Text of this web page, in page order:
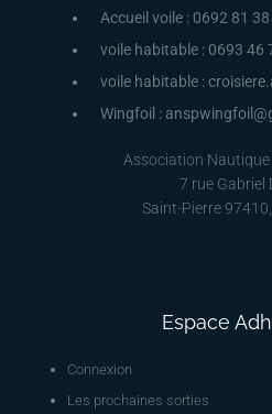
Accueil voile : 0692 81
voile habitable : 0693 46
voile habitable :
Wingfoil :
Association Nautique
7 rue Gabriel
Saint-Pierre
Espace
Connexion
Les prochaines sorties